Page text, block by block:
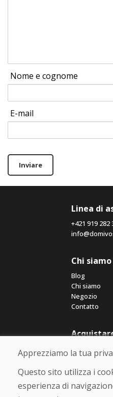
Nome e cognome
E-mail
Inviare
Linea di
+421 919 282
Chi siamo
Blog
Chi siamo
Negozio
Contatto
Negozio
Termini e
Spedizione
Reso e
Apprezziamo la tua
Questo sito utilizza i
esperienza di